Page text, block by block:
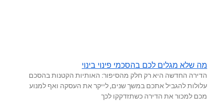
מה שלא מגלים לכם בהסכמי פינוי בינוי
הדירה החדשה היא רק חלק מהסיפור: האותיות הקטנות בהסכם
עלולות להגביל אתכם במשך שנים, לייקר את העסקה ואף למנוע
מכם למכור את הדירה כשתזדקקו לכך